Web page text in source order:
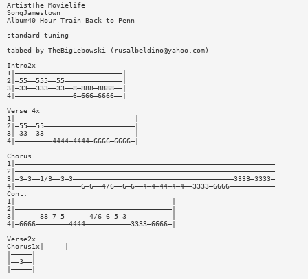
ArtistThe Movielife
SongJamestown
Album40 Hour Train Back to Penn
standard tuning
tabbed by TheBigLebowski ( rusalbeldino@yahoo.com)
Intro2x
1|——————————————————————————|
2|—55——555——55——————————————|
3|—33——333——33——8—888—8888——|
4|——————————————6—666—6666——|
Verse 4x
1|—————————————————————————————|
2|—55——55——————————————————————|
3|—33——33——————————————————————|
4|—————————4444—4444—6666—6666—|
Chorus
1|———————————————————————————————————————————————————————————————
2|———————————————————————————————————————————————————————————————
3|—3—3——1/3——3—3———————————————————————————————————————3333—3333—
4|————————————————6—6——4/6——6—6——4—4—44—4—4——3333—6666———————————
Cont.
1|——————————————————————————————————————|
2|——————————————————————————————————————|
3|——————88—7—5——————4/6—6—5—3———————————|
4|—6666————————4444———————————3333—6666—|
Verse2x
Chorus1x|—————|
|—————|
|——3——|
|—————|